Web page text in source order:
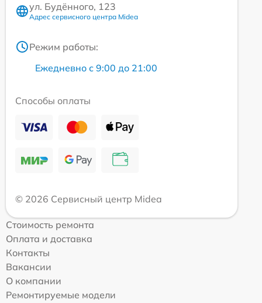
ул. Будённого, 123
Адрес сервисного центра Midea
Режим работы:
Ежедневно с 9:00 до 21:00
Способы оплаты
© 2026 Сервисный центр Midea
Стоимость ремонта
Оплата и доставка
Контакты
Вакансии
О компании
Ремонтируемые модели